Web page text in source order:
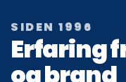
SIDEN 1996
Erfaring